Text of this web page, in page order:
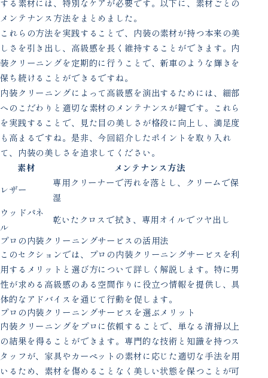
する素材には、特別なケアが必要です。以下に、素材ごとの
メンテナンス方法をまとめました。
これらの方法を実践することで、内装の素材が持つ本来の美
しさを引き出し、高級感を長く維持することができます。内
装クリーニングを定期的に行うことで、新車のような輝きを
保ち続けることができるですね。
内装クリーニングによって高級感を演出するためには、細部
へのこだわりと適切な素材のメンテナンスが鍵です。これら
を実践することで、見た目の美しさが格段に向上し、満足度
も高まるですね。是非、今回紹介したポイントを取り入れ
て、内装の美しさを追求してください。
素材
メンテナンス方法
レザー
専用クリーナーで汚れを落とし、クリームで保
湿
ウッドパネ
ル
乾いたクロスで拭き、専用オイルでツヤ出し
プロの内装クリーニングサービスの活用法
このセクションでは、プロの内装クリーニングサービスを利
用するメリットと選び方について詳しく解説します。特に男
性が求める高級感のある空間作りに役立つ情報を提供し、具
体的なアドバイスを通じて行動を促します。
プロの内装クリーニングサービスを選ぶメリット
内装クリーニングをプロに依頼することで、単なる清掃以上
の結果を得ることができます。専門的な技術と知識を持つス
タッフが、家具やカーペットの素材に応じた適切な手法を用
いるため、素材を傷めることなく美しい状態を保つことが可